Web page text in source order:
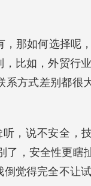
那如何选择呢
比如，外贸行
系方式差别都很
，说不安全，
了，安全性更瞎
觉得完全不让